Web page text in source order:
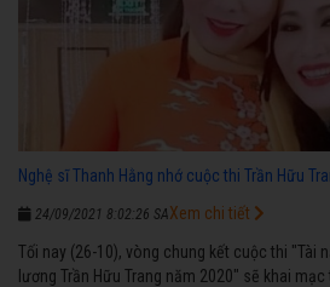
Nghệ sĩ Thanh Hằng nhớ cuộc thi Trần Hữu
24/09/2021 8:02:26 SA
Tối nay (26-10), vòng chung kết cuộc thi "Tài
lương Trần Hữu Trang năm 2020" sẽ khai
Xem chi tiết